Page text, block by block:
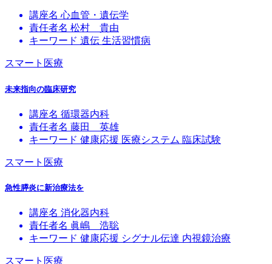
講座名 心血管・遺伝学
責任者名 松村 貴由
キーワード 遺伝 生活習慣病
スマート医療
未来指向の臨床研究
講座名 循環器内科
責任者名 藤田 英雄
キーワード 健康応援 医療システム 臨床試験
スマート医療
急性膵炎に新治療法を
講座名 消化器内科
責任者名 眞嶋 浩聡
キーワード 健康応援 シグナル伝達 内視鏡治療
スマート医療